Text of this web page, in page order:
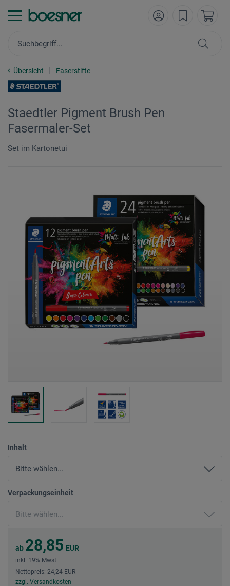
Übersicht Faserstifte
Staedtler Pigment Brush Pen
Fasermaler-Set
Set im Kartonetui
Inhalt
Verpackungseinheit
ab 28,85 EUR
inkl. 19% Mwst
Nettopreis: 24,24 EUR
zzgl. Versandkosten